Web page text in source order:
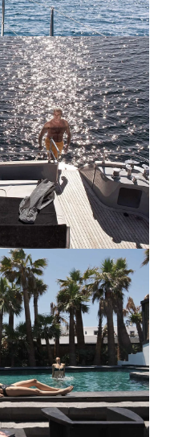
KLIKNI
KLIKNI